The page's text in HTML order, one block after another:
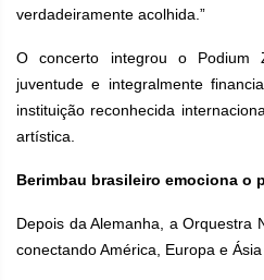
verdadeiramente acolhida.”
O concerto integrou o Podium
juventude e integralmente
instituição reconhecida
artística.
Berimbau brasileiro emociona o
Depois da Alemanha, a Orquestra
conectando América, Europa e